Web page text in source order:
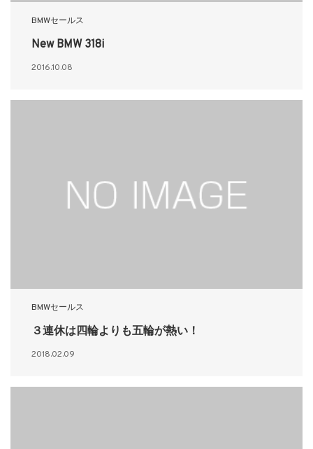
BMWセールス
New BMW 318i
2016.10.08
BMWセールス
３連休は四輪よりも五輪が熱い！
2018.02.09